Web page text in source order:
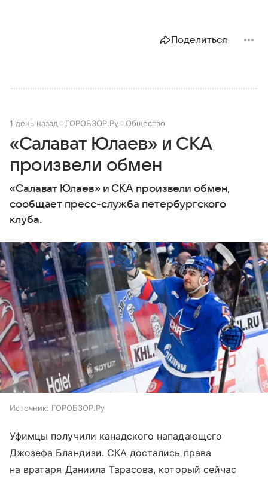
Поделиться
1 день назад ГОРОБЗОР.Ру Общество
«Салават Юлаев» и СКА
произвели обмен
«Салават Юлаев» и СКА произвели обмен,
сообщает пресс-служба петербургского
клуба.
Источник: ГОРОБЗОР.Ру
Уфимцы получили канадского нападающего
Джозефа Бландизи. СКА достались права
на вратаря Даниила Тарасова, который сейчас